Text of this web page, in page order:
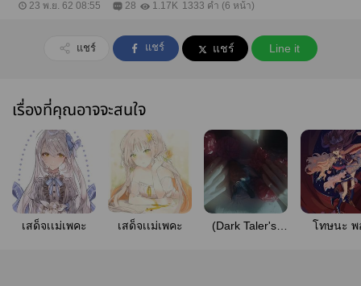
23 พ.ย. 62 08:55 28 1.17K 1333 คำ (6 หน้า)
แชร์ แชร์ แชร์ Line it
เรื่องที่คุณอาจจะสนใจ
เสด็จเเม่เพคะ เสด็จเเม่เพคะ
(Dark Taler's)
โทษนะ พ